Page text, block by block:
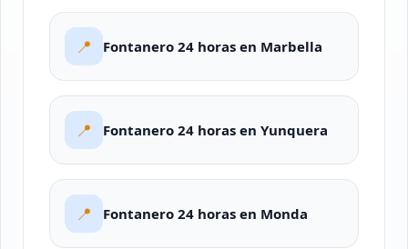
📍 Fontanero 24 horas en Marbella
📍 Fontanero 24 horas en Yunquera
📍 Fontanero 24 horas en Monda